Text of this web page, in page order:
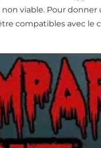
viable. Pour
compatibles avec le